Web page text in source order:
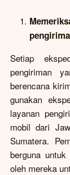
Setiap
pengiriman
berencana
gunakan
layanan
mobil dari
Sumatera.
berguna
oleh mereka